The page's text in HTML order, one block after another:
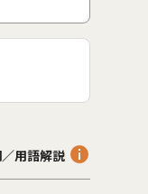
用語解説